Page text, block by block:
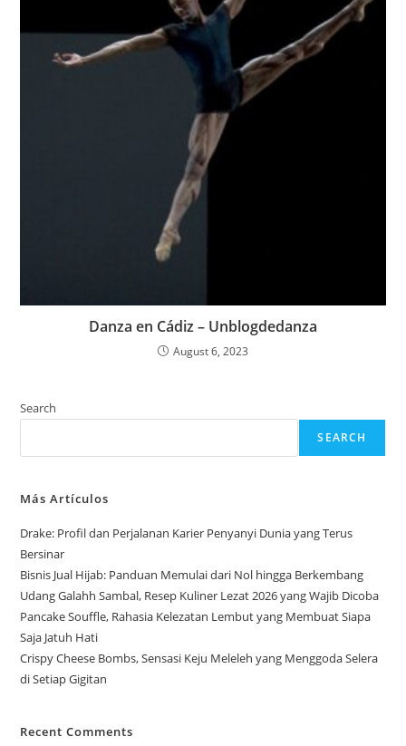
Danza en Cádiz – Unblogdedanza
August 6, 2023
Search
SEARCH
Más Artículos
Drake: Profil dan Perjalanan Karier Penyanyi Dunia yang Terus
Bersinar
Bisnis Jual Hijab: Panduan Memulai dari Nol hingga Berkembang
Udang Galahh Sambal, Resep Kuliner Lezat 2026 yang Wajib Dicoba
Pancake Souffle, Rahasia Kelezatan Lembut yang Membuat Siapa
Saja Jatuh Hati
Crispy Cheese Bombs, Sensasi Keju Meleleh yang Menggoda Selera
di Setiap Gigitan
Recent Comments